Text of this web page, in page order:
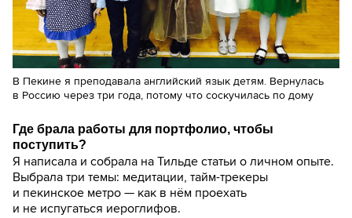
В Пекине я преподавала английский язык детям. Вернулась
в Россию через три года, потому что соскучилась по дому
Где брала работы для портфолио, чтобы
поступить?
Я написала и собрала на Тильде статьи о личном опыте.
Выбрала три темы: медитации, тайм-трекеры
и пекинское метро — как в нём проехать
и не испугаться иероглифов.